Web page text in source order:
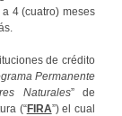
4 (cuatro) meses
de crédito
Permanente
Naturales” de
(“FIRA”) el cual